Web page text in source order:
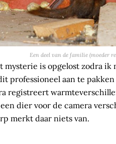
Een deel van de familie (moeder
mysterie is opgelost zodra
professioneel aan te
registreert
dier voor de camera
merkt daar niets van.